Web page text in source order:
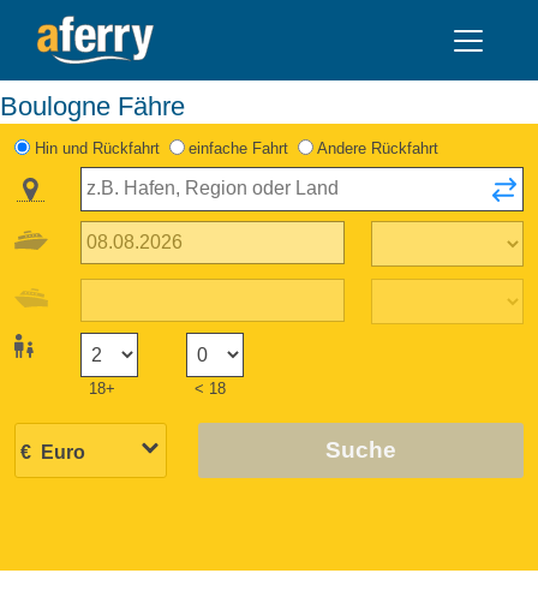
Boulogne Fähre
Hin und Rückfahrt einfache Fahrt Andere Rückfahrt
18+ < 18
Suche